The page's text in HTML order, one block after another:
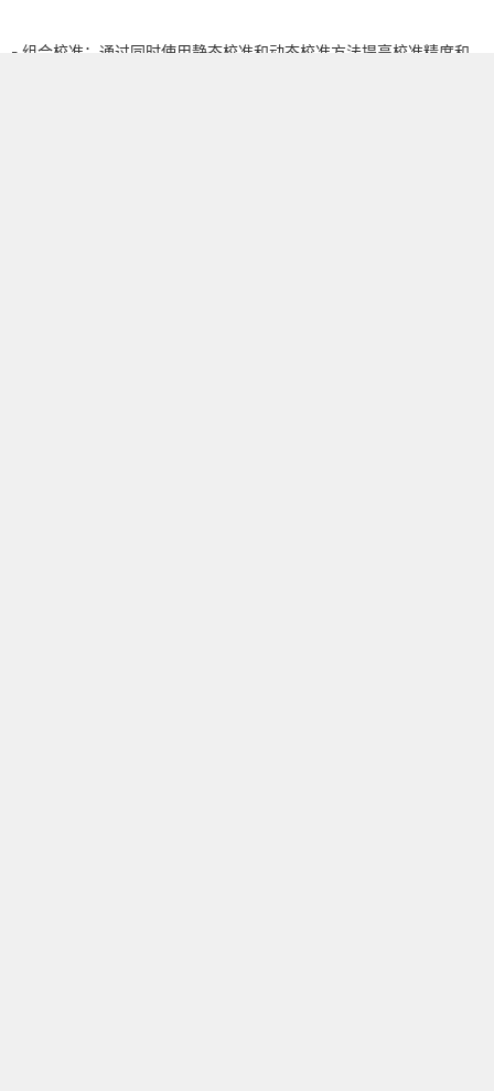
- 组合校准：通过同时使用静态校准和动态校准方法提高校准精度和